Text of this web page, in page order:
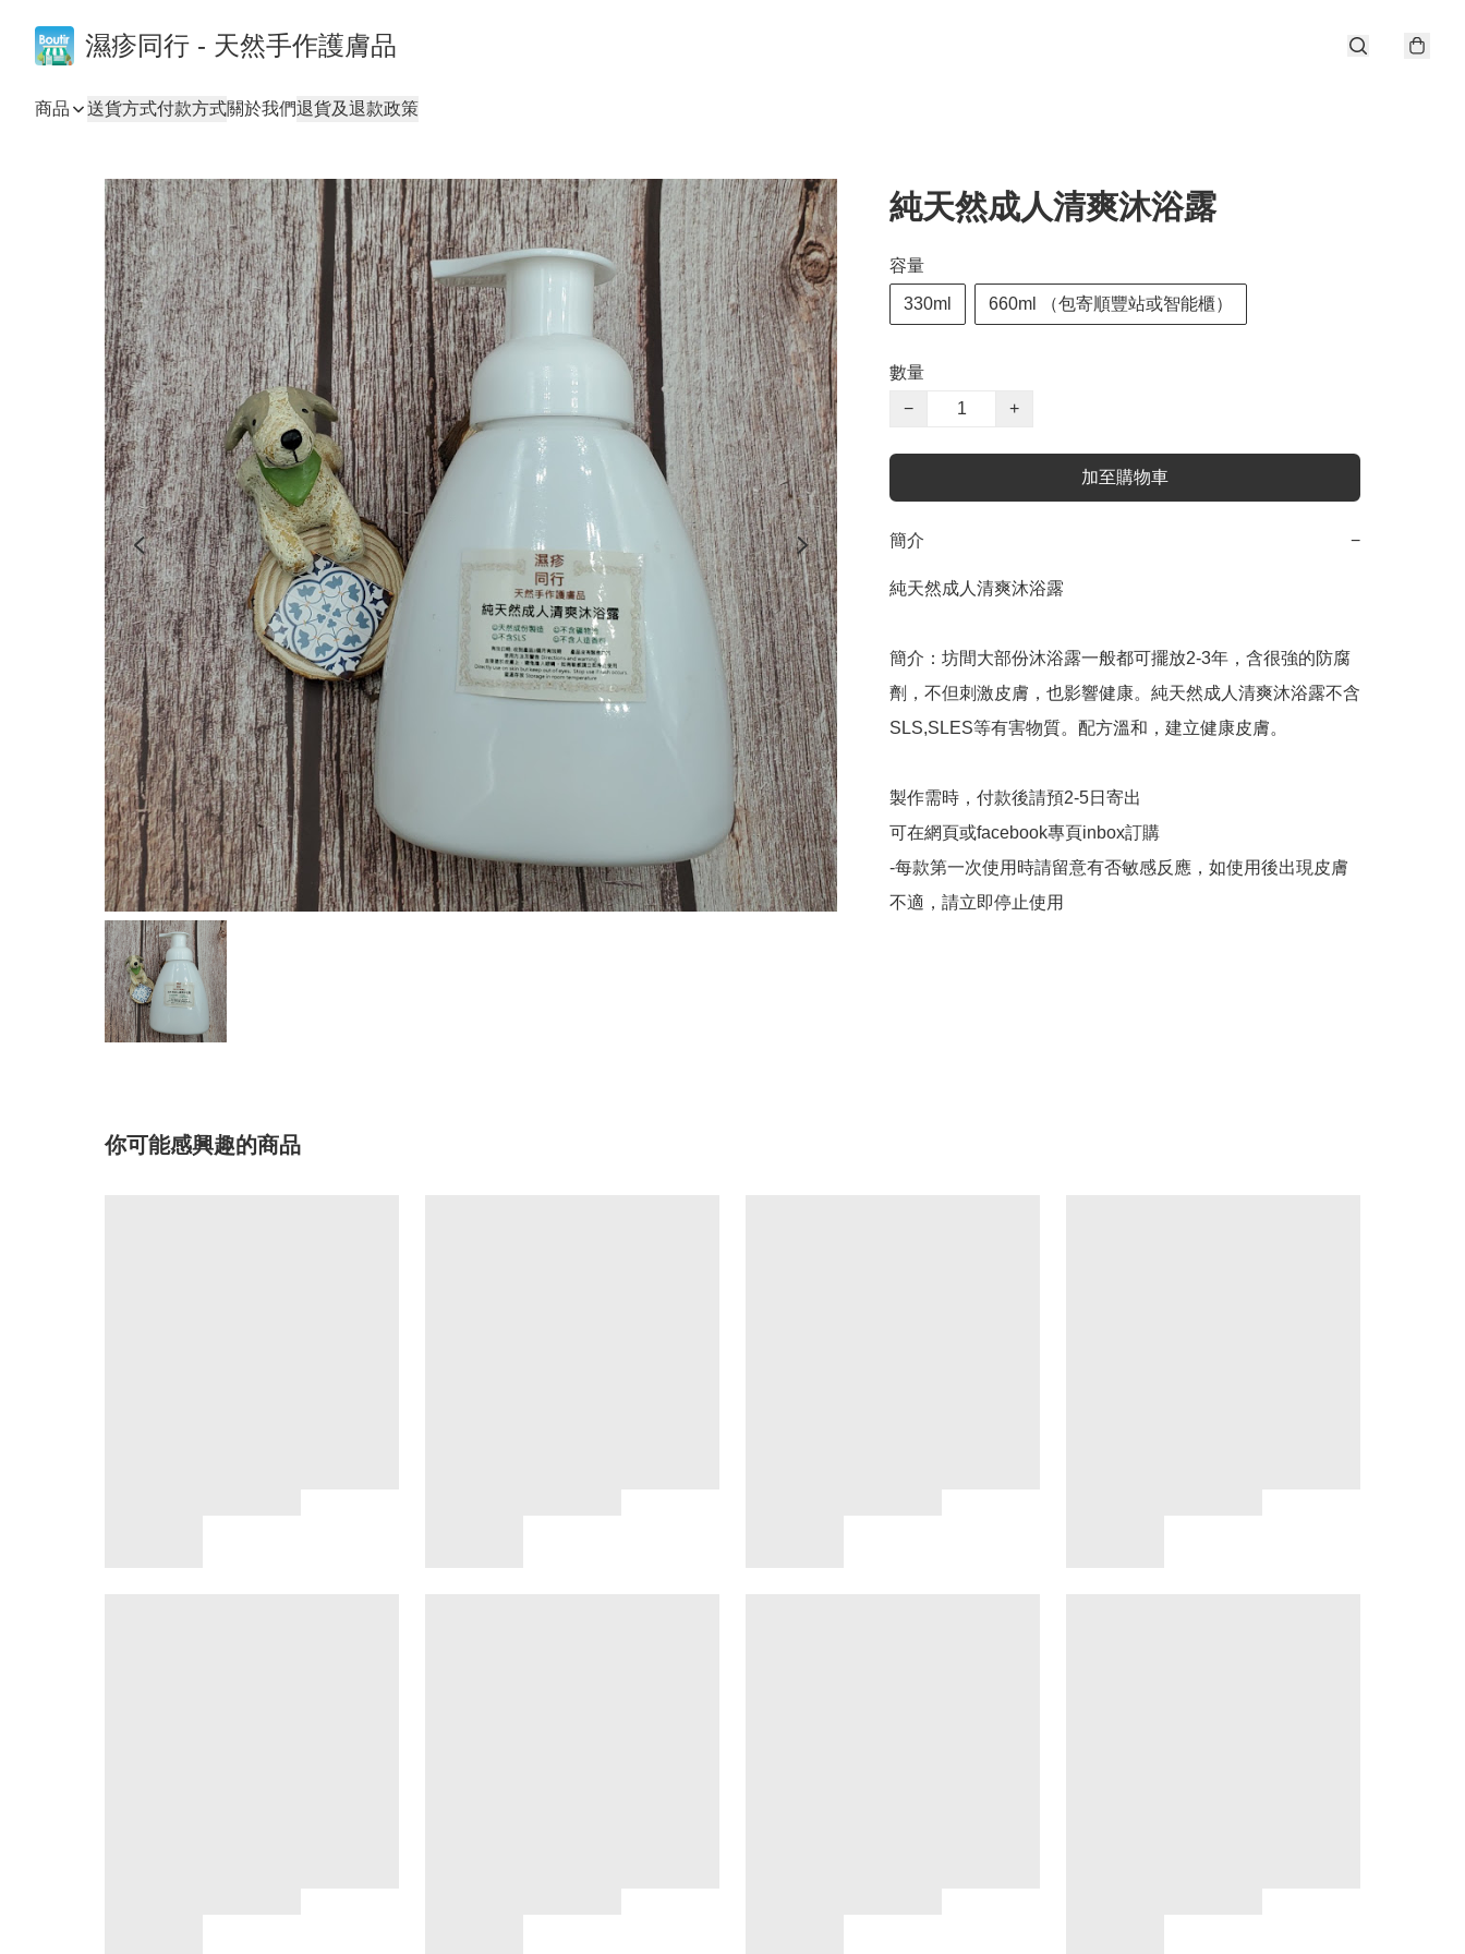
濕疹同行 - 天然手作護膚品
商品 送貨方式付款方式關於我們退貨及退款政策
純天然成人清爽沐浴露
容量
330ml 660ml （包寄順豐站或智能櫃）
數量
−
+
加至購物車
簡介 −
純天然成人清爽沐浴露
簡介：坊間大部份沐浴露一般都可擺放2-3年，含很強的防腐
劑，不但刺激皮膚，也影響健康。純天然成人清爽沐浴露不含
SLS,SLES等有害物質。配方溫和，建立健康皮膚。
製作需時，付款後請預2-5日寄出
可在網頁或facebook專頁inbox訂購
-每款第一次使用時請留意有否敏感反應，如使用後出現皮膚
你可能感興趣的商品